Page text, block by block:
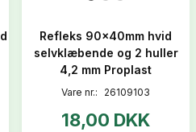
Refleks 90x40mm hvid
selvklæbende og 2 huller
4,2 mm Proplast
Vare nr.: 26109103
18,00 DKK